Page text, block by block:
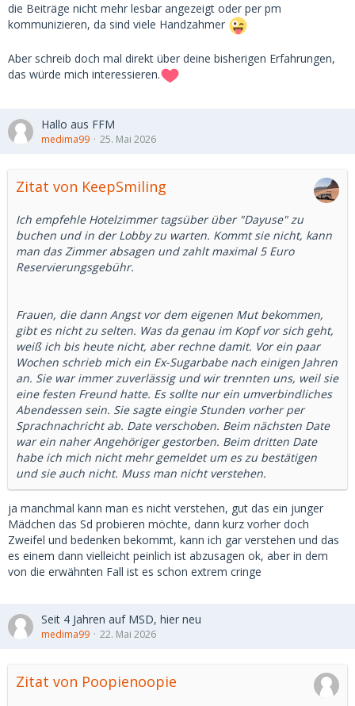
die Beiträge nicht mehr lesbar angezeigt oder per pm
kommunizieren, da sind viele Handzahmer
Aber schreib doch mal direkt über deine bisherigen Erfahrungen,
das würde mich interessieren.
Hallo aus FFM
medima99 25. Mai 2026
Zitat von KeepSmiling
Ich empfehle Hotelzimmer tagsüber über "Dayuse" zu
buchen und in der Lobby zu warten. Kommt sie nicht, kann
man das Zimmer absagen und zahlt maximal 5 Euro
Reservierungsgebühr.
Frauen, die dann Angst vor dem eigenen Mut bekommen,
gibt es nicht zu selten. Was da genau im Kopf vor sich geht,
weiß ich bis heute nicht, aber rechne damit. Vor ein paar
Wochen schrieb mich ein Ex-Sugarbabe nach einigen Jahren
an. Sie war immer zuverlässig und wir trennten uns, weil sie
eine festen Freund hatte. Es sollte nur ein umverbindliches
Abendessen sein. Sie sagte eingie Stunden vorher per
Sprachnachricht ab. Date verschoben. Beim nächsten Date
war ein naher Angehöriger gestorben. Beim dritten Date
habe ich mich nicht mehr gemeldet um es zu bestätigen
und sie auch nicht. Muss man nicht verstehen.
ja manchmal kann man es nicht verstehen, gut das ein junger
Mädchen das Sd probieren möchte, dann kurz vorher doch
Zweifel und bedenken bekommt, kann ich gar verstehen und das
es einem dann vielleicht peinlich ist abzusagen ok, aber in dem
von die erwähnten Fall ist es schon extrem cringe
Seit 4 Jahren auf MSD, hier neu
medima99 22. Mai 2026
Zitat von Poopienoopie